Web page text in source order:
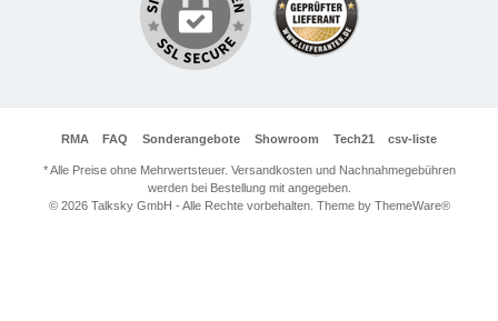
RMA FAQ Sonderangebote Showroom Tech21 csv-liste
* Alle Preise ohne Mehrwertsteuer. Versandkosten und Nachnahmegebühren
werden bei Bestellung mit angegeben.
© 2026 Talksky GmbH - Alle Rechte vorbehalten. Theme by ThemeWare®